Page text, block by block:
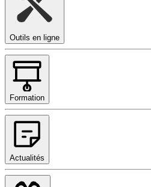
Outils en ligne
Formation
Actualités